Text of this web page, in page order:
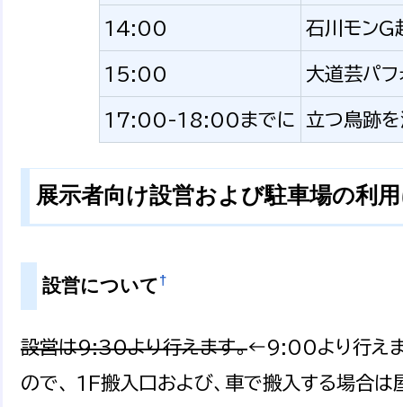
14:00 石川モンG
15:00 大道芸パフ
17:00-18:00までに 立つ鳥跡
展示者向け設営および駐車場の利
設営について†
設営は9:30より行えます。←9:00より行えま
ので、 1F搬入口および、車で搬入する場合